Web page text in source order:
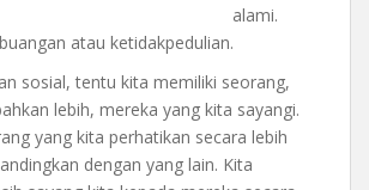
alami.
atau ketidakpedulian.
sosial, tentu kita memiliki seorang,
lebih, mereka yang kita sayangi.
yang kita perhatikan secara lebih
dengan yang lain. Kita